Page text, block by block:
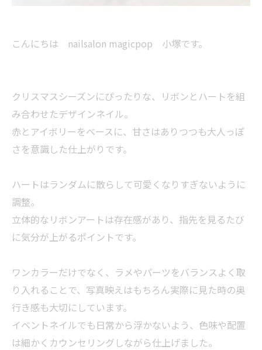
こんにちは nailsalon magicpop 小塚です。
クリスマスシーズンにぴったりな、リボンとハートを組
み合わせたデザインネイル。
赤とアイボリーをベースに、甘さはありつつも大人っぽ
さを意識した仕上がりです。
ハートはランダムに散らして可愛くなりすぎないように
調整。
立体的なリボンアートは存在感があり、指先を見るたび
に気分が上がるポイントです。
ワンカラーだけでなく、ラメやパーツをバランスよく取
り入れることで、写真映えはもちろん実際に見た時の奥
行き感も大切にしています。
イベントネイルでも日常から浮かないよう、色味や配置
は細かくカウンセリングしながら仕上げました。